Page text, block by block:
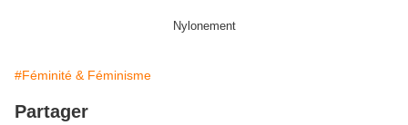
Nylonement
#Féminité & Féminisme
Partager